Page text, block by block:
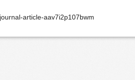
article-aav7i2p107bwm